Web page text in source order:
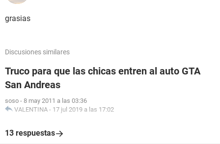
grasias
Discusiones similares
Truco para que las chicas entren al auto GTA
San Andreas
soso - 8 may 2011 a las 03:36
VALENTINA - 17 jul 2019 a las 17:02
13 respuestas